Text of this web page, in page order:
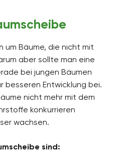
um Bäume, die nicht mit
aber sollte man eine
bei jungen Bäumen
besseren Entwicklung bei.
nicht mehr mit dem
konkurrieren
wachsen.
sind: